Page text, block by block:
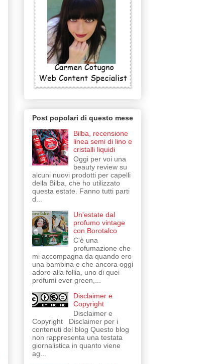
Post popolari di questo mese
Bilba, recensione
linea semi di lino e
cristalli liquidi
Oggi per voi una
beauty review su
alcuni nuovi prodotti per capelli
della Bilba, che ho utilizzato
questa estate. Fanno tutti parti
d...
Un'estate dal
profumo vintage
con Borotalco
C'è una
profumazione che
mi accompagna da quando ero
una bambina e che ancora oggi
adoro alla follia, uno di quei
profumi ever green,...
Disclaimer e
Copyright
Disclaimer e
Copyright Disclaimer per i
contenuti del blog Questo blog
non rappresenta una testata
giornalistica in quanto viene
ag...